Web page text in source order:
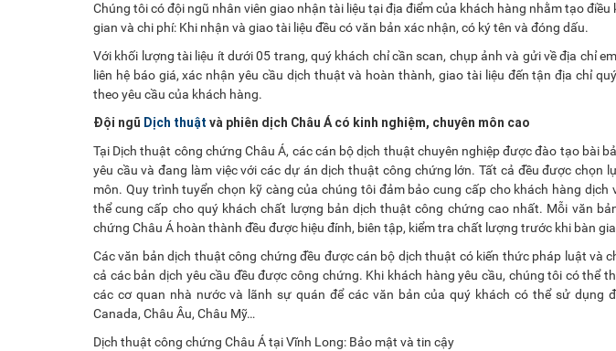
Chúng tôi có đội ngũ nhân viên giao nhận tài liệu tại địa điểm của khách hàng nhằm tạo
gian và chi phí: Khi nhận và giao tài liệu đều có văn bản xác nhận, có ký tên và đóng dấu.
Với khối lượng tài liệu ít dưới 05 trang, quý khách chỉ cần scan, chụp ảnh và gửi về địa chỉ
liên hệ báo giá, xác nhận yêu cầu dịch thuật và hoàn thành, giao tài liệu đến tận địa chỉ
theo yêu cầu của khách hàng.
Đội ngũ Dịch thuật và phiên dịch Châu Á có kinh nghiệm, chuyên môn cao
Tại Dịch thuật công chứng Châu Á, các cán bộ dịch thuật chuyên nghiệp được đào tạo bài
yêu cầu và đang làm việc với các dự án dịch thuật công chứng lớn. Tất cả đều được chọn
môn. Quy trình tuyển chọn kỹ càng của chúng tôi đảm bảo cung cấp cho khách hàng
thể cung cấp cho quý khách chất lượng bản dịch thuật công chứng cao nhất. Mỗi văn
chứng Châu Á hoàn thành đều được hiệu đính, biên tập, kiểm tra chất lượng trước khi bàn
Các văn bản dịch thuật công chứng đều được cán bộ dịch thuật có kiến thức pháp luật và
cả các bản dịch yêu cầu đều được công chứng. Khi khách hàng yêu cầu, chúng tôi có thể
các cơ quan nhà nước và lãnh sự quán để các văn bản của quý khách có thể sử dụng
Canada, Châu Âu, Châu Mỹ…
Dịch thuật công chứng Châu Á tại Vĩnh Long: Bảo mật và tin cậy